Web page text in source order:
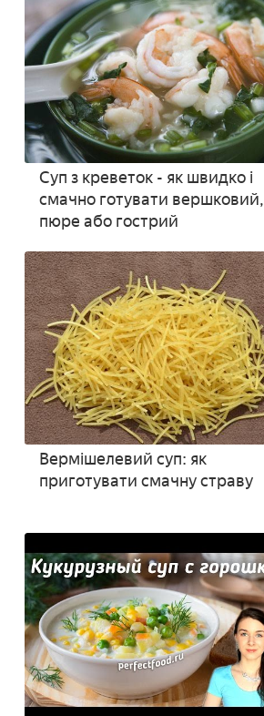
Суп з креветок - як швидко і
смачно готувати вершковий,
пюре або гострий
Вермішелевий суп: як
приготувати смачну страву